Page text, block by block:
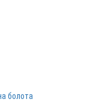
болота